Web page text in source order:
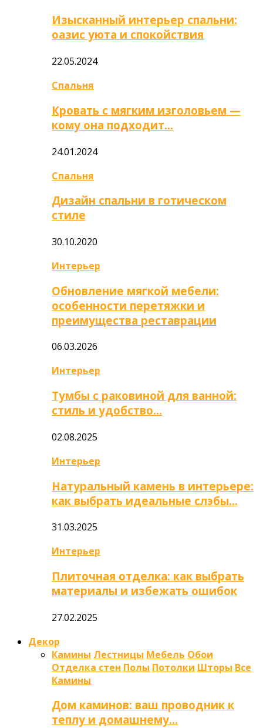
Изысканный интерьер спальни:
оазис уюта и спокойствия
22.05.2024
Спальня
Кровать с мягким изголовьем —
кому она подходит…
24.01.2024
Спальня
Дизайн спальни в готическом
стиле
30.10.2020
Интерьер
Обновление мягкой мебели:
особенности перетяжки и
преимущества реставрации
06.03.2026
Интерьер
Тумбы с раковиной для ванной:
стиль и удобство…
02.08.2025
Интерьер
Натуральный камень в интерьере:
как выбрать идеальные слэбы…
31.03.2025
Интерьер
Плиточная отделка: как выбрать
материалы и избежать ошибок
27.02.2025
Декор
Камины Лестницы Мебель Обои
Отделка стен Полы Потолки Шторы Все
Камины
Дом каминов: ваш проводник к
теплу и домашнему…